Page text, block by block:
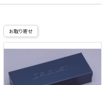
お取り寄せ